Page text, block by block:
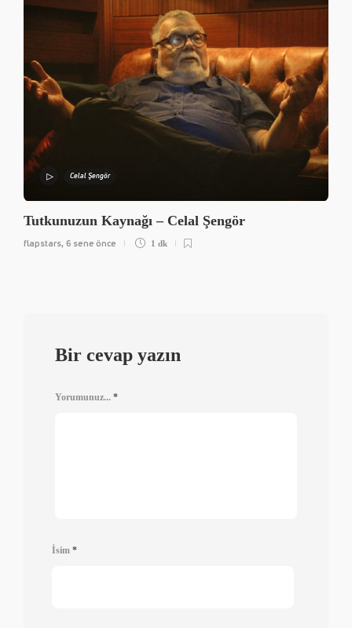
Celal Şengör
Tutkunuzun Kaynağı – Celal Şengör
flapstars, 6 sene önce 1 dk
Bir cevap yazın
Yorumunuz... *
İsim *